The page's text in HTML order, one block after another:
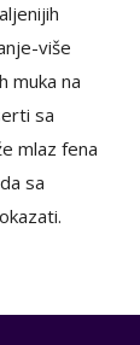
više
muka na
sa
mlaz fena
sa